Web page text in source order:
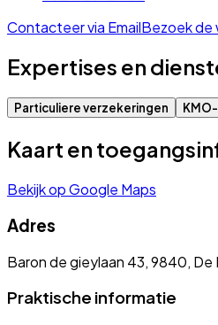
Contacteer via EmailBezoek de
Expertises en
Particuliere verzekeringen
Kaart en
Bekijk op Google Maps
Adres
Baron de gieylaan 43, 9840, De
Praktische informatie